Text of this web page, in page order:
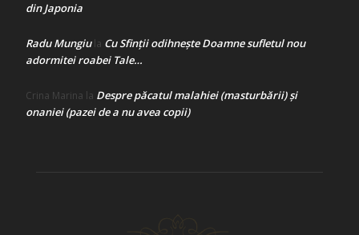
din Japonia
Radu Mungiula Cu Sfinții odihnește Doamne sufletul nou
adormitei roabei Tale…
Crina Marina la Despre păcatul malahiei (masturbării) şi
onaniei (pazei de a nu avea copii)